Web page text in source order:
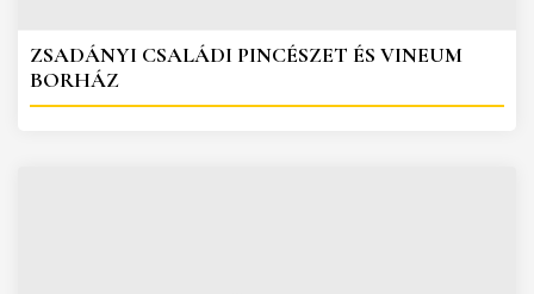
ZSADÁNYI CSALÁDI PINCÉSZET ÉS VINEUM
BORHÁZ